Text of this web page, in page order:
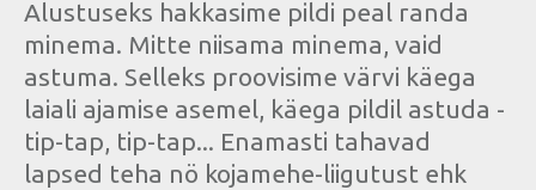
Alustuseks hakkasime pildi peal randa
minema. Mitte niisama minema, vaid
astuma. Selleks proovisime värvi käega
laiali ajamise asemel, käega pildil astuda -
tip-tap, tip-tap... Enamasti tahavad
lapsed teha nö kojamehe-liigutust ehk